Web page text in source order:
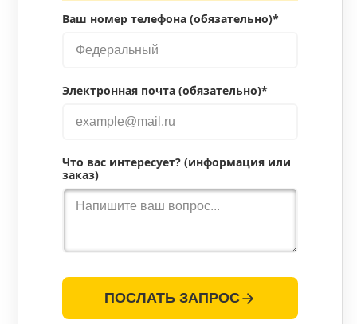
Ваш номер телефона (обязательно)*
Электронная почта (обязательно)*
Что вас интересует? (информация или
заказ)
ПОСЛАТЬ ЗАПРОС